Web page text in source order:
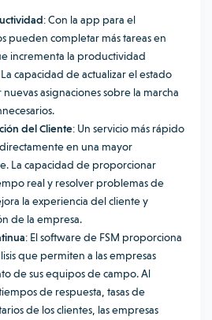
: Con la app para el
pueden completar más tareas en
incrementa la productividad
capacidad de actualizar el estado
asignaciones sobre la marcha
del Cliente: Un servicio más rápido
en una mayor
La capacidad de proporcionar
real y resolver problemas de
la experiencia del cliente y
de la empresa.
: El software de FSM proporciona
que permiten a las empresas
de sus equipos de campo. Al
de respuesta, tasas de
de los clientes, las empresas